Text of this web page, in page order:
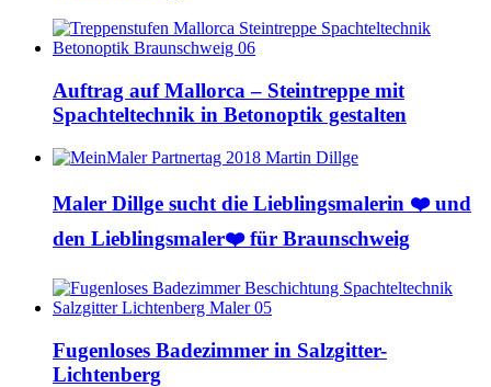
Auftrag auf Mallorca – Steintreppe mit
Spachteltechnik in Betonoptik gestalten
Maler Dillge sucht die Lieblingsmalerin ❤️ und
den Lieblingsmaler❤️ für Braunschweig
Fugenloses Badezimmer in Salzgitter-
Lichtenberg